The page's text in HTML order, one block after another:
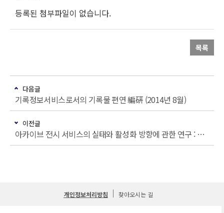
등록된 첨부파일이 없습니다.
목록
다음글
기록정보서비스로서의 기록물 편연 編硏 (2014년 8월)
이전글
아카이브 전시 서비스의 실태와 활성화 방향에 관한 연구 : 국가기록원을 중심으로 (2014년 2월)
개인정보처리방침 찾아오시는 길